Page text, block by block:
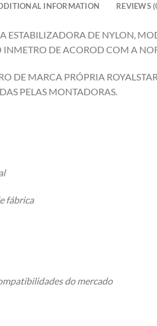
INFORMATION REVIEWS
ESTABILIZADORA DE NYLON,
INMETRO DE ACOROD COM A
DE MARCA PRÓPRIA
PELAS MONTADORAS.
fábrica
do mercado